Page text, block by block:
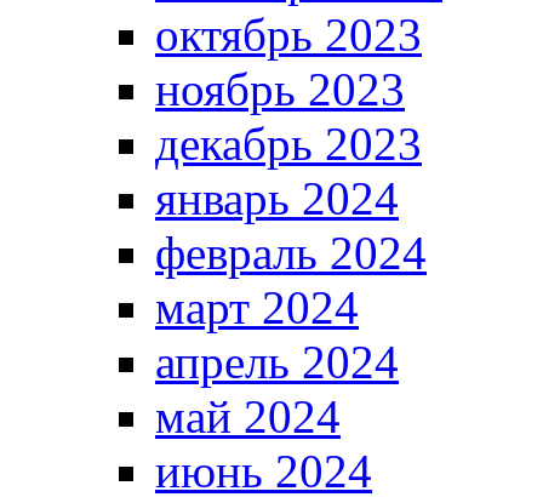
октябрь 2023
ноябрь 2023
декабрь 2023
январь 2024
февраль 2024
март 2024
апрель 2024
май 2024
июнь 2024